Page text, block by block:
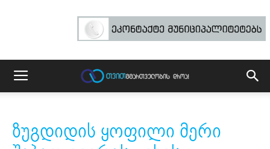
ზუგდიდის ყოფილი მერი